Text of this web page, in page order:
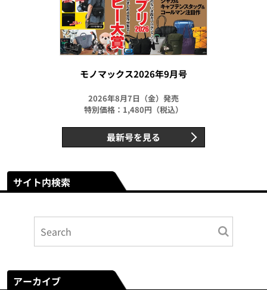
モノマックス2026年9月号
2026年8月7日（金）発売
特別価格：1,480円（税込）
最新号を見る
サイト内検索
アーカイブ